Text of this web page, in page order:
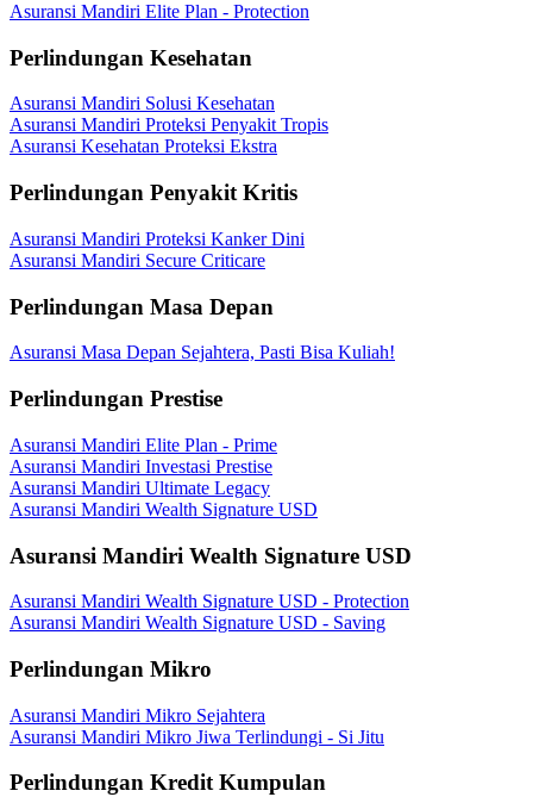
Asuransi Mandiri Elite Plan - Protection
Perlindungan Kesehatan
Asuransi Mandiri Solusi Kesehatan
Asuransi Mandiri Proteksi Penyakit Tropis
Asuransi Kesehatan Proteksi Ekstra
Perlindungan Penyakit Kritis
Asuransi Mandiri Proteksi Kanker Dini
Asuransi Mandiri Secure Criticare
Perlindungan Masa Depan
Asuransi Masa Depan Sejahtera, Pasti Bisa Kuliah!
Perlindungan Prestise
Asuransi Mandiri Elite Plan - Prime
Asuransi Mandiri Investasi Prestise
Asuransi Mandiri Ultimate Legacy
Asuransi Mandiri Wealth Signature USD
Asuransi Mandiri Wealth Signature USD
Asuransi Mandiri Wealth Signature USD - Protection
Asuransi Mandiri Wealth Signature USD - Saving
Perlindungan Mikro
Asuransi Mandiri Mikro Sejahtera
Asuransi Mandiri Mikro Jiwa Terlindungi - Si Jitu
Perlindungan Kredit Kumpulan